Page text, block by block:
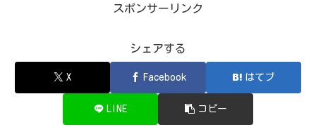
スポンサーリンク
シェアする
X Facebook はてブ
LINE コピー